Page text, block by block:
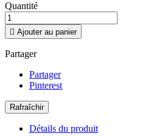
Quantité
 Ajouter au panier
Partager
Partager
Pinterest
Détails du produit